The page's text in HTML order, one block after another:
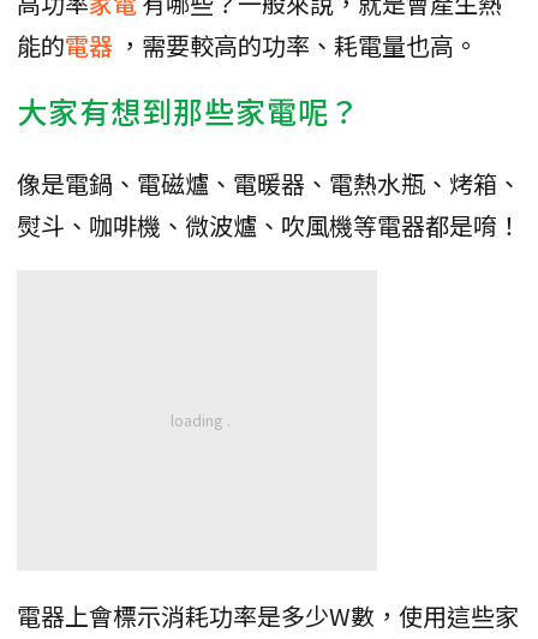
能的電器 ，需要較高的功率、耗電量也高。
大家有想到那些家電呢？
像是電鍋、電磁爐、電暖器、電熱水瓶、烤箱、
熨斗、咖啡機、微波爐、吹風機等電器都是唷！
電器上會標示消耗功率是多少W數，使用這些家